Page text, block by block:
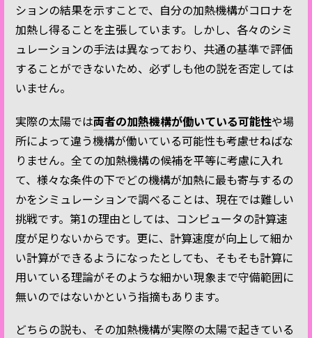
ションの結果を示すことで、自分の加熱機構がコロナを
加熱し得ることを主張しています。しかし、各々のシミ
ュレーションの手法は異なっており、共通の基準で評価
することができないため、必ずしも他の説を否定しては
いません。
実際の太陽では両者の加熱機構が働いている可能性や場
所によって違う機構が働いている可能性も考慮せねばな
りません。全ての加熱機構の候補を平等に考慮に入れ
て、様々な条件の下でどの機構が加熱に最も寄与するの
かをシミュレーションで調べることは、現在では難しい
挑戦です。第1の理由としては、コンピュータの計算速
度が足りないからです。更に、計算速度が向上して細か
い計算ができるようになったとしても、そもそも計算に
用いている理論がそのような細かい現象まで守備範囲に
無いのではないかという指摘もあります。
どちらの説も、その加熱機構が実際の太陽で起きている